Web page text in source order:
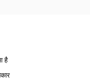
है